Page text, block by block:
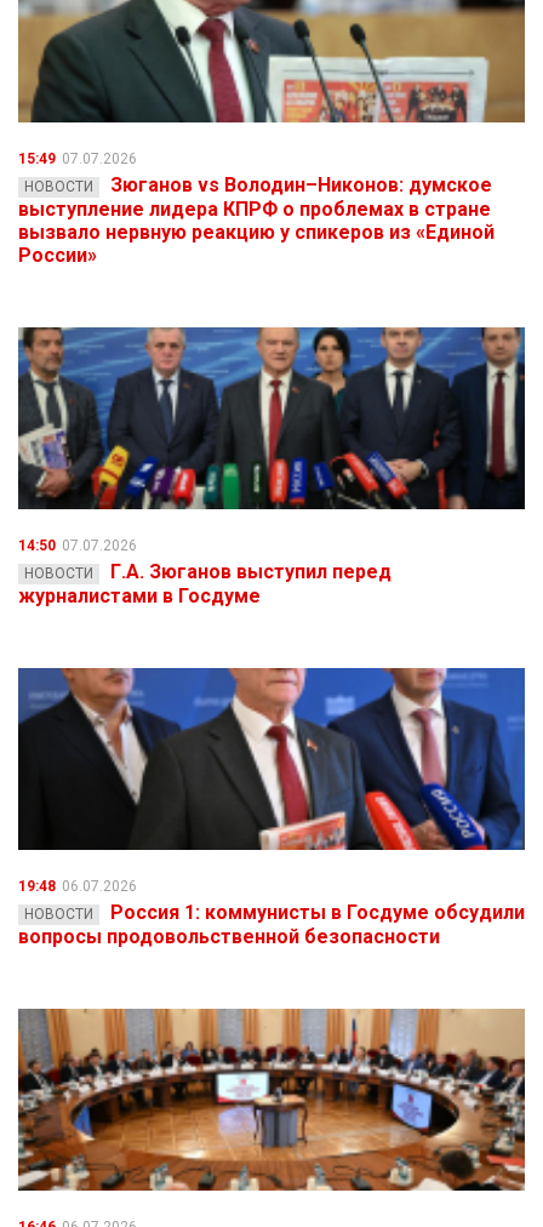
15:49 07.07.2026
НОВОСТИ
Зюганов vs Володин–Никонов: думское
выступление лидера КПРФ о проблемах в стране
вызвало нервную реакцию у спикеров из «Единой
России»
14:50 07.07.2026
НОВОСТИ
Г.А. Зюганов выступил перед
журналистами в Госдуме
19:48 06.07.2026
НОВОСТИ
Россия 1: коммунисты в Госдуме обсудили
вопросы продовольственной безопасности